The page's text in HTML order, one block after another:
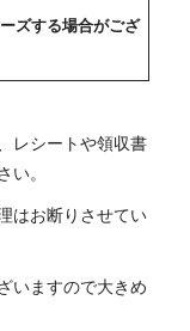
ズする場合がござ
レシートや領収書
い。
はお断りさせてい
いますので大きめ